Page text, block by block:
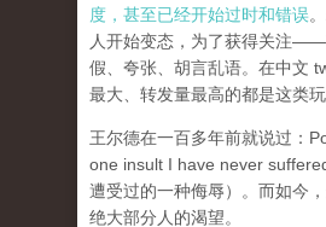
度，甚至已经开始过时和错误
人开始变态，为了获得关注
假、夸张、胡言乱语。在中文
最大、转发量最高的都是这类玩
王尔德在一百多年前就说过：
one insult I have never
遭受过的一种侮辱）。而如今
绝大部分人的渴望。